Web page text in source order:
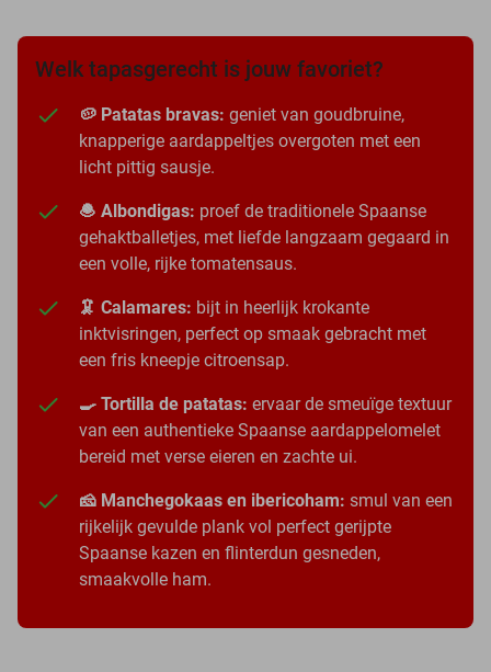
Welk tapasgerecht is jouw favoriet?
🥔 Patatas bravas: geniet van goudbruine,
knapperige aardappeltjes overgoten met een
licht pittig sausje.
🧆 Albondigas: proef de traditionele Spaanse
gehaktballetjes, met liefde langzaam gegaard in
een volle, rijke tomatensaus.
🦑 Calamares: bijt in heerlijk krokante
inktvisringen, perfect op smaak gebracht met
een fris kneepje citroensap.
🍳 Tortilla de patatas: ervaar de smeuïge textuur
van een authentieke Spaanse aardappelomelet
bereid met verse eieren en zachte ui.
🧀 Manchegokaas en ibericoham: smul van een
rijkelijk gevulde plank vol perfect gerijpte
Spaanse kazen en flinterdun gesneden,
smaakvolle ham.